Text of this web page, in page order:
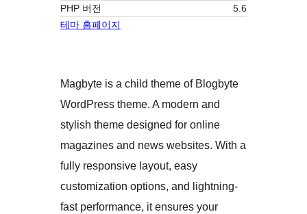
PHP 버전
5.6
테마 홈페이지
Magbyte is a child theme of Blogbyte
WordPress theme. A modern and
stylish theme designed for online
magazines and news websites. With a
fully responsive layout, easy
customization options, and lightning-
fast performance, it ensures your